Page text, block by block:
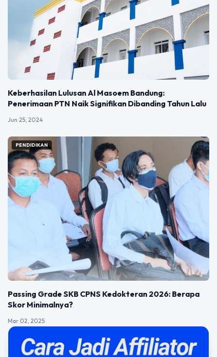
Keberhasilan Lulusan Al Masoem Bandung:
Penerimaan PTN Naik Signifikan Dibanding Tahun Lalu
Jun 25, 2024
PENDIDIKAN
Passing Grade SKB CPNS Kedokteran 2026: Berapa
Skor Minimalnya?
Mar 02, 2025